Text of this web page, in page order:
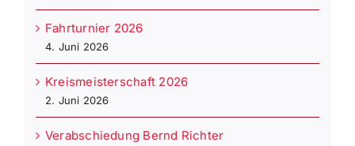
Fahrturnier 2026
4. Juni 2026
Kreismeisterschaft 2026
2. Juni 2026
Verabschiedung Bernd Richter